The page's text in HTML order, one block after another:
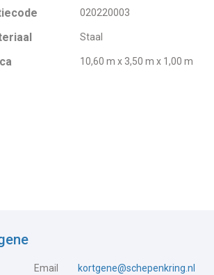
020220003
Staal
10,60 m x 3,50 m x 1,00 m
Email
kortgene@schepenkring.nl